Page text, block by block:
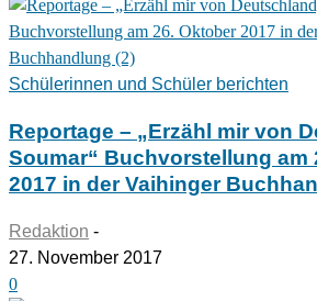
Schülerinnen und Schüler berichten
Reportage – „Erzähl mir von
Soumar“ Buchvorstellung am
2017 in der Vaihinger
Redaktion -
27. November 2017
0